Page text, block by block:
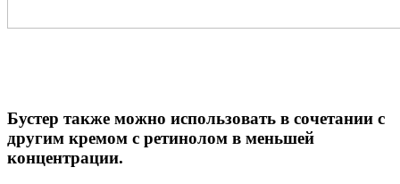
Бустер также можно использовать в сочетании с
другим кремом с ретинолом в меньшей
концентрации.